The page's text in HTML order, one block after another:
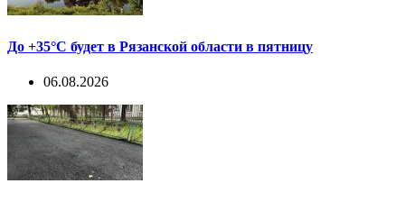
До +35°С будет в Рязанской области в пятницу
06.08.2026